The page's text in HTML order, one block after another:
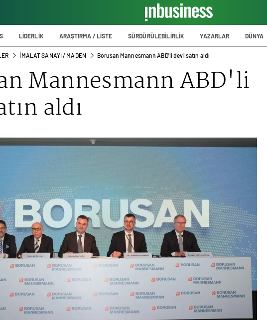
LİDERLİK ARAŞTIRMA / LİSTE SÜRDÜRÜLEBİLİRLİK YAZARLAR DÜNYA
İMALAT SANAYI / MADEN Borusan Mannesmann ABD'li devi satın aldı
Mannesmann ABD'li
aldı